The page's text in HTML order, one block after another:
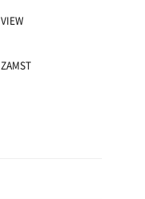
VIEW
ZAMST